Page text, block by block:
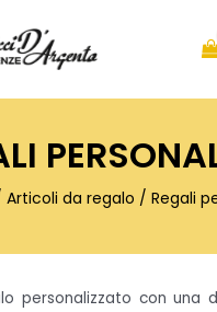
Articoli da regalo / Regali
personalizzato con una